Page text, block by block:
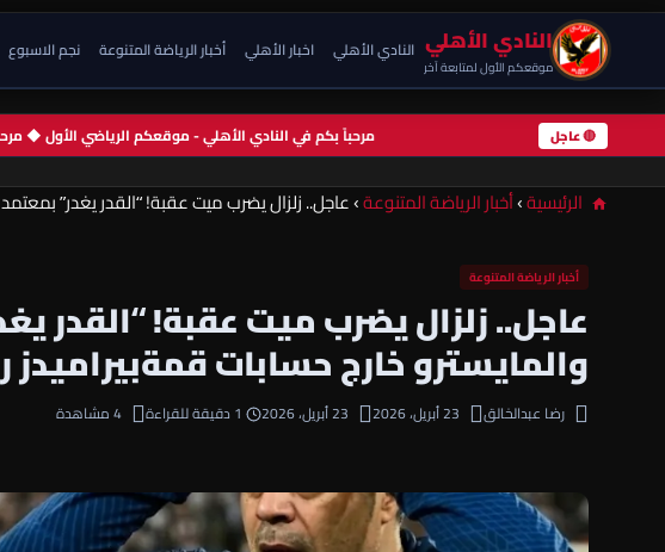
النادي الأهلي
موقعكم الأول لمتابعة آخر
النادي الأهلي اخبار الأهلي أخبار الرياضة المتنوعة نجم الاسبوع
🔴 عاجل مرحباً بكم في النادي الأهلي - موقعكم الرياضي الأول ◆
الرئيسية›أخبار الرياضة المتنوعة›عاجل.. زلزال يضرب ميت عقبة! “القدر يغدر”
أخبار الرياضة المتنوعة
عاجل.. زلزال يضرب ميت عقبة! “القدر
والمايسترو خارج حسابات قمةبيراميدز
رضا عبدالخالق 23 أبريل، 2026 23 أبريل، 2026 1 دقيقة للقراءة 4 مشاهدة